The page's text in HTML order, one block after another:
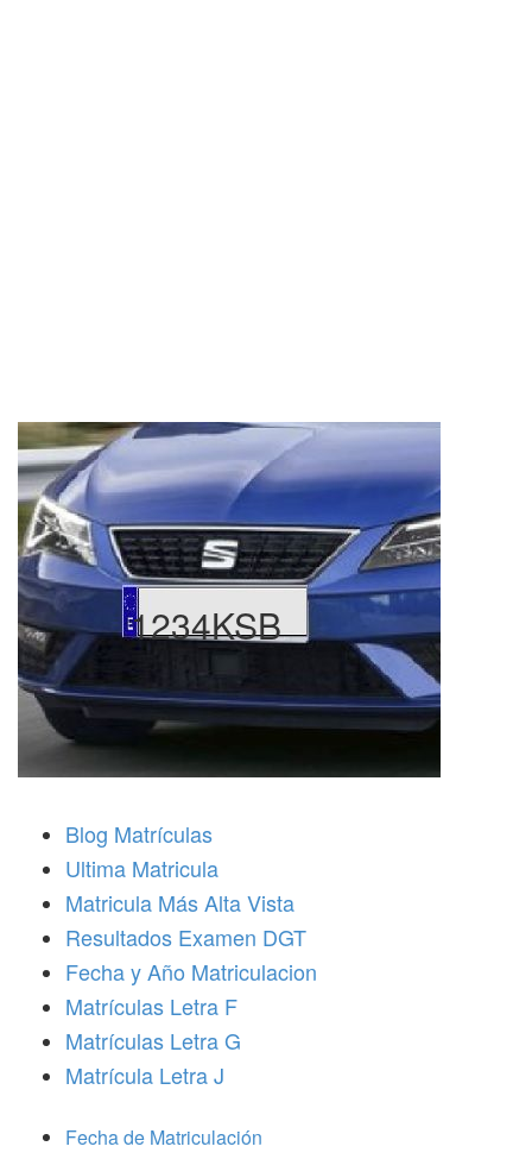
1234KSB
Blog Matrículas
Ultima Matricula
Matricula Más Alta Vista
Resultados Examen DGT
Fecha y Año Matriculacion
Matrículas Letra F
Matrículas Letra G
Matrícula Letra J
Fecha de Matriculación